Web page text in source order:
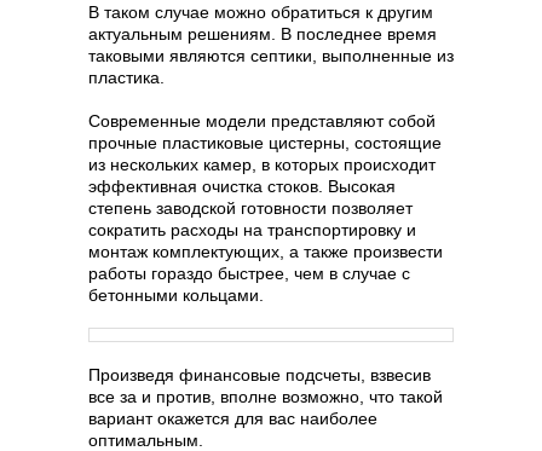
В таком случае можно обратиться к другим
актуальным решениям. В последнее время
таковыми являются септики, выполненные из
пластика.
Современные модели представляют собой
прочные пластиковые цистерны, состоящие
из нескольких камер, в которых происходит
эффективная очистка стоков. Высокая
степень заводской готовности позволяет
сократить расходы на транспортировку и
монтаж комплектующих, а также произвести
работы гораздо быстрее, чем в случае с
бетонными кольцами.
Произведя финансовые подсчеты, взвесив
все за и против, вполне возможно, что такой
вариант окажется для вас наиболее
оптимальным.